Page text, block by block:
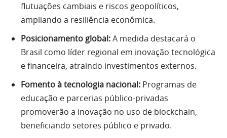
flutuações cambiais e riscos geopolíticos,
ampliando a resiliência econômica.
Posicionamento global:A medida destacará o
Brasil como líder regional em inovação tecnológica
e financeira, atraindo investimentos externos.
Fomento à tecnologia nacional: Programas de
educação e parcerias público-privadas
promoverão a inovação no uso de blockchain,
beneficiando setores público e privado.